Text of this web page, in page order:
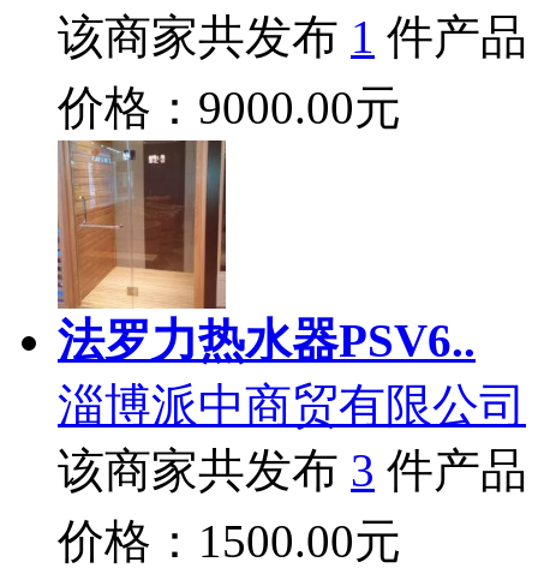
该商家共发布 1 件产品
价格：9000.00元
法罗力热水器PSV6..
淄博派中商贸有限公司
该商家共发布 3 件产品
价格：1500.00元